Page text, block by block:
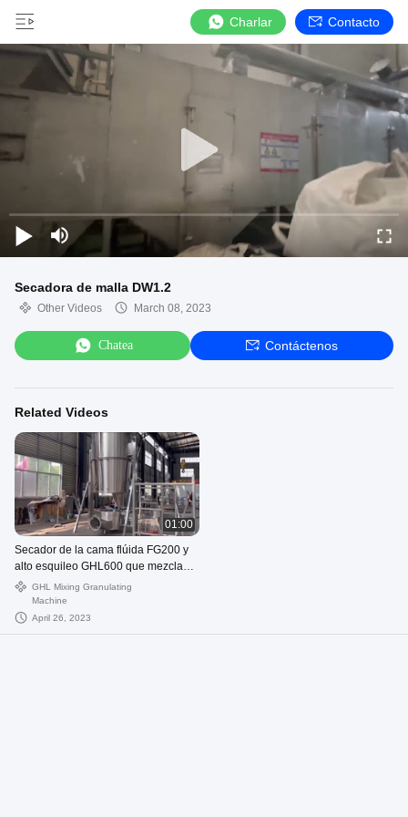
Charlar Contacto
Secadora de malla DW1.2
Other Videos March 08, 2023
Chatea Contáctenos
Related Videos
01:00
Secador de la cama flúida FG200 y
alto esquileo GHL600 que mezclan
la máquina de granulación mojada
GHL Mixing Granulating
Machine
April 26, 2023